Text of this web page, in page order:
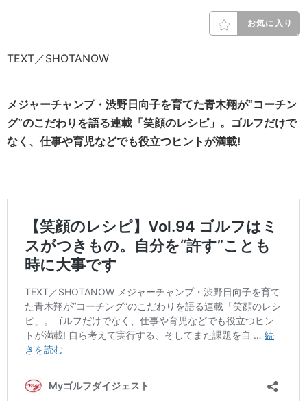
お気に入り
TEXT／SHOTANOW
メジャーチャンプ・渋野日向子を育てた青木翔が“コーチン
グ”のこだわりを語る連載「笑顔のレシピ」。ゴルフだけで
なく、仕事や育児などでも役立つヒントが満載!